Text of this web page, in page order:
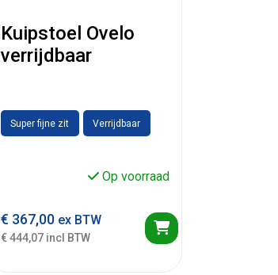
Kuipstoel Ovelo
verrijdbaar
Super fijne zit Verrijdbaar
Op voorraad
€ 367,00 ex BTW
€ 444,07 incl BTW